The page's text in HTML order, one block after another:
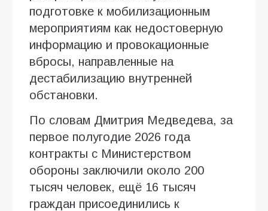
подготовке к мобилизационным
мероприятиям как недостоверную
информацию и провокационные
вбросы, направленные на
дестабилизацию внутренней
обстановки.
По словам Дмитрия Медведева, за
первое полугодие 2026 года
контракты с Министерством
обороны заключили около 200
тысяч человек, ещё 16 тысяч
граждан присоединились к